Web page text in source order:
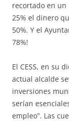
recortado en un
25% el dinero
50%. Y el
78%!
El CESS, en su
actual alcalde
inversiones
serían
empleo”. Las